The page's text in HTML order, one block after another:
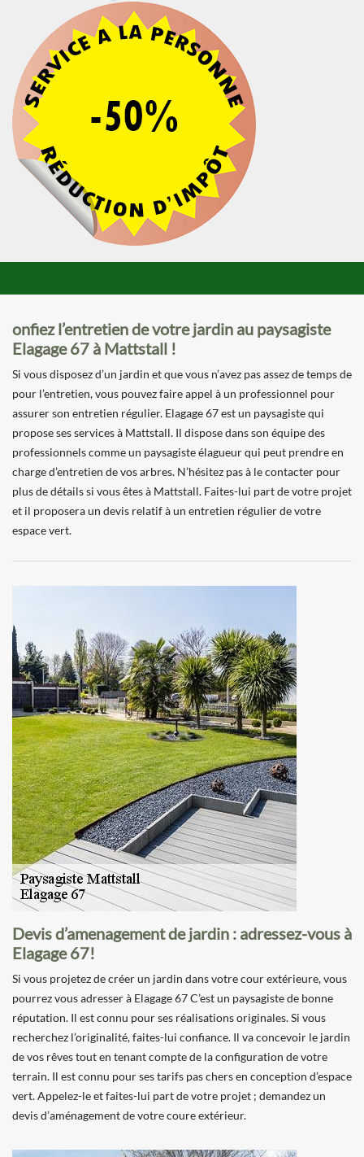
onfiez l’entretien de votre jardin au paysagiste
Elagage 67 à Mattstall !
Si vous disposez d’un jardin et que vous n’avez pas assez de temps de
pour l’entretien, vous pouvez faire appel à un professionnel pour
assurer son entretien régulier. Elagage 67 est un paysagiste qui
propose ses services à Mattstall. Il dispose dans son équipe des
professionnels comme un paysagiste élagueur qui peut prendre en
charge d’entretien de vos arbres. N’hésitez pas à le contacter pour
plus de détails si vous êtes à Mattstall. Faites-lui part de votre projet
et il proposera un devis relatif à un entretien régulier de votre
espace vert.
Devis d’amenagement de jardin : adressez-vous à
Elagage 67!
Si vous projetez de créer un jardin dans votre cour extérieure, vous
pourrez vous adresser à Elagage 67 C’est un paysagiste de bonne
réputation. Il est connu pour ses réalisations originales. Si vous
recherchez l’originalité, faites-lui confiance. Il va concevoir le jardin
de vos rêves tout en tenant compte de la configuration de votre
terrain. Il est connu pour ses tarifs pas chers en conception d’espace
vert. Appelez-le et faites-lui part de votre projet ; demandez un
devis d’aménagement de votre coure extérieur.